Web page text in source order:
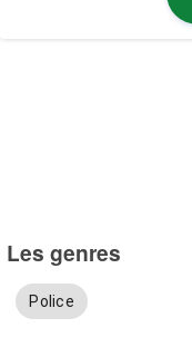
Les genres
Police